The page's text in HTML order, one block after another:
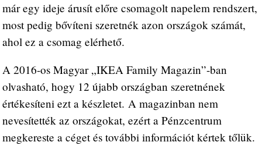
már egy ideje árusít előre csomagolt napelem rendszert,
most pedig bővíteni szeretnék azon országok számát,
ahol ez a csomag elérhető.
A 2016-os Magyar „IKEA Family Magazin”-ban
olvasható, hogy 12 újabb országban szeretnének
értékesíteni ezt a készletet. A magazinban nem
nevesítették az országokat, ezért a Pénzcentrum
megkereste a céget és további információt kértek tőlük.